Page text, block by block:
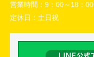
営業時間： 9：00～18：00
定休日： 土日祝